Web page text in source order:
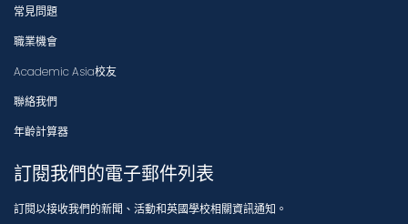
常見問題
職業機會
Academic Asia校友
聯絡我們
年齡計算器
訂閱我們的電子郵件列表
訂閱以接收我們的新聞、活動和英國學校相關資訊通知。